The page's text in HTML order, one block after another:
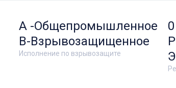
Исполнение по взрывозащите
А -Общепромышленное
В-Взрывозащищенное